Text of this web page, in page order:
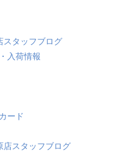
スタッフブログ
入荷情報
ード
店スタッフブログ